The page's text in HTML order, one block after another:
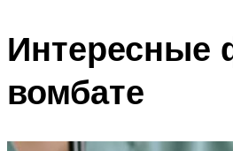
Интересные
вомбате